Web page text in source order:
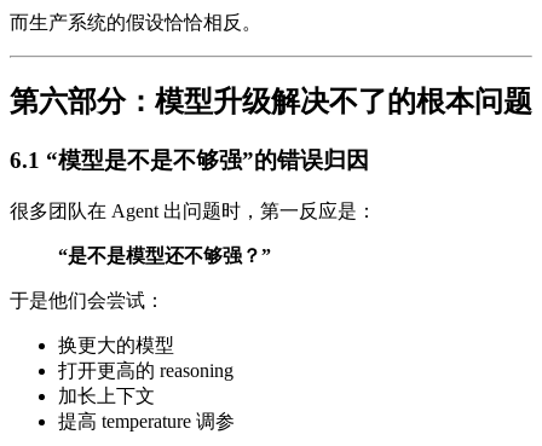
而生产系统的假设恰恰相反。
第六部分：模型升级解决不了的根本问题
6.1 “模型是不是不够强”的错误归因
很多团队在 Agent 出问题时，第一反应是：
“是不是模型还不够强？”
于是他们会尝试：
换更大的模型
打开更高的 reasoning
加长上下文
提高 temperature 调参